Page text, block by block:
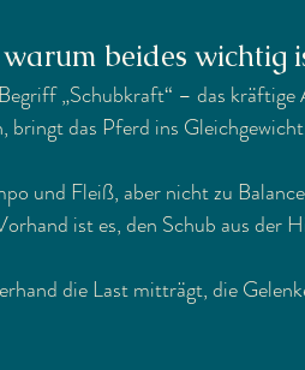
beides wichtig
„Schubkraft“ – das
bringt das Pferd ins
und Fleiß, aber nicht zu
ist es, den Schub aus der
die Last mitträgt, die